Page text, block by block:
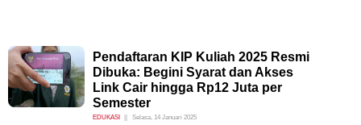
Pendaftaran KIP Kuliah 2025 Resmi
Dibuka: Begini Syarat dan Akses
Link Cair hingga Rp12 Juta per
Semester
EDUKASI Selasa, 14 Januari 2025